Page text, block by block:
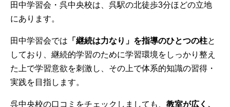
田中学習会・呉中央校は、呉駅の北徒歩3分ほどの立地
にあります。
田中学習会では 「継続は力なり」を指導のひとつの柱と
しており、継続的学習のために学習環境をしっかり整え
た上で学習意欲を刺激し、その上で体系的知識の習得・
実践を目指します。
呉中央校の口コミをチェックしましても、 教室が広く、